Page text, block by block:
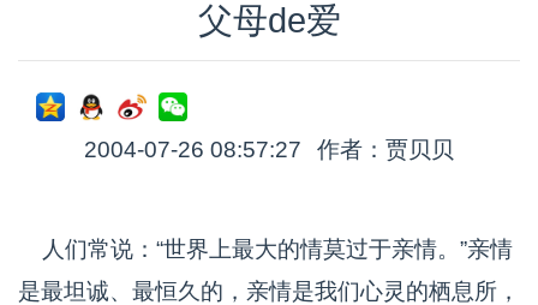
父母de爱
2004-07-26 08:57:27 作者：贾贝贝
人们常说：“世界上最大的情莫过于亲情。”亲情
是最坦诚、最恒久的，亲情是我们心灵的栖息所，